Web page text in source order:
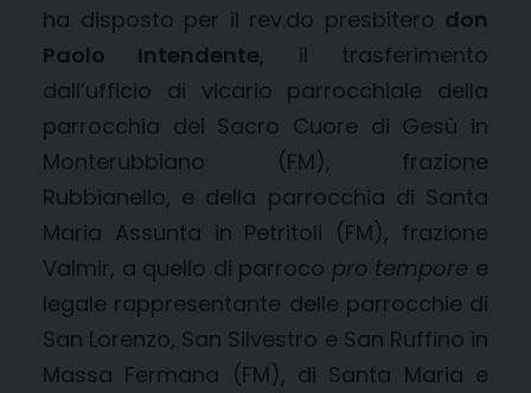
ha disposto per il rev.do presbitero don
Paolo Intendente, il trasferimento
dall’ufficio di vicario parrocchiale della
parrocchia del Sacro Cuore di Gesù in
Monterubbiano (FM), frazione
Rubbianello, e della parrocchia di Santa
Maria Assunta in Petritoli (FM), frazione
Valmir, a quello di parroco pro tempore e
legale rappresentante delle parrocchie di
San Lorenzo, San Silvestro e San Ruffino in
Massa Fermana (FM), di Santa Maria e